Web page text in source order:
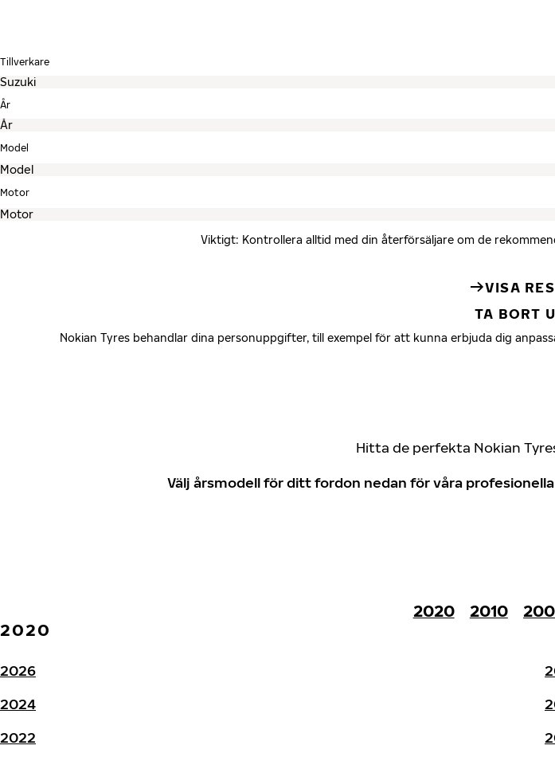
Tillverkare
År
Model
Motor
Viktigt: Kontrollera alltid med din återförsäljare om de
VISA
TA BORT
Nokian Tyres behandlar dina personuppgifter, till exempel för att kunna erbjuda dig
Hitta de perfekta Nokian
Välj årsmodell för ditt fordon nedan för våra
2020 2010
2020
2026
2024
2022